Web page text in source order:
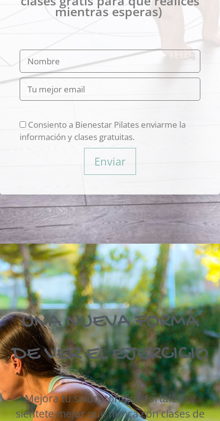
mientras esperas)
Consiento a Bienestar Pilates enviarme la
información y clases gratuitas.
UNA NUEVA FORMA
DE VER EL EJERCICIO
Mejora tu salud, tonifica, fortalece y
siéntete mejor que nunca con clases de